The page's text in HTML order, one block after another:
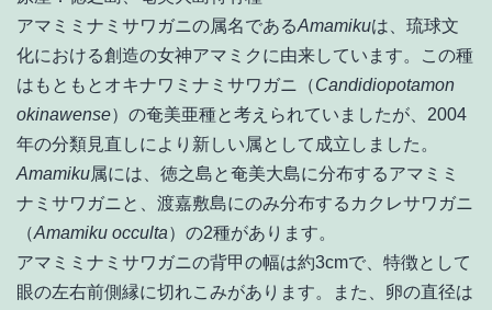
アマミミナミサワガニの属名であるAmamikuは、琉球文
化における創造の女神アマミクに由来しています。この種
はもともとオキナワミナミサワガニ（Candidiopotamon
okinawense）の奄美亜種と考えられていましたが、2004
年の分類見直しにより新しい属として成立しました。
Amamiku属には、徳之島と奄美大島に分布するアマミミ
ナミサワガニと、渡嘉敷島にのみ分布するカクレサワガニ
（Amamiku occulta）の2種があります。
アマミミナミサワガニの背甲の幅は約3cmで、特徴として
眼の左右前側縁に切れこみがあります。また、卵の直径は